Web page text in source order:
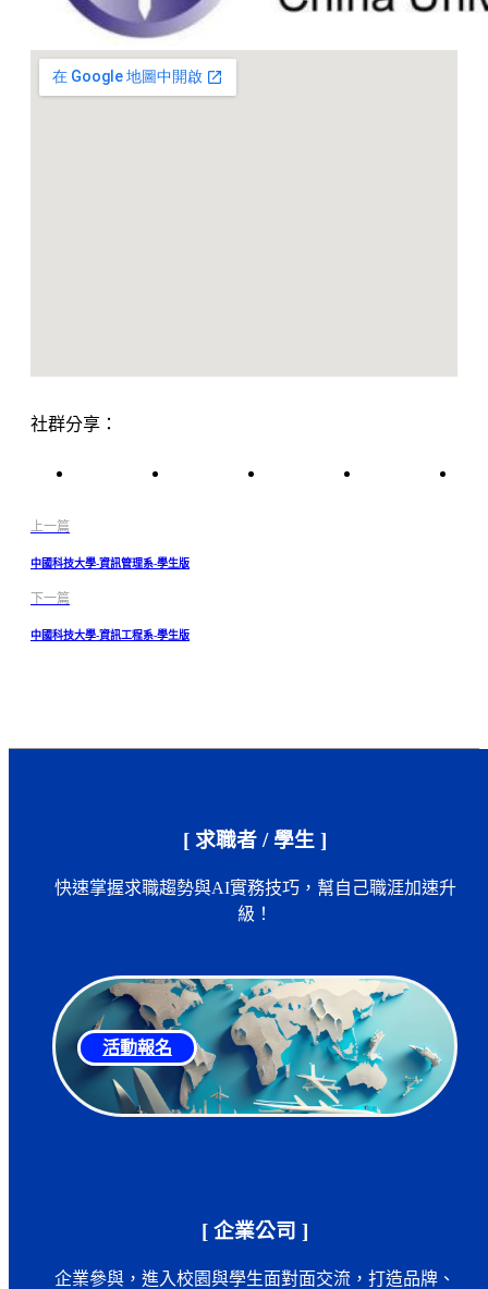
社群分享：
上一篇
中國科技大學-資訊管理系-學生版
下一篇
中國科技大學-資訊工程系-學生版
[ 求職者 / 學生 ]
快速掌握求職趨勢與AI實務技巧，幫自己職涯加速升
級！
活動報名
[ 企業公司 ]
企業參與，進入校園與學生面對面交流，打造品牌、